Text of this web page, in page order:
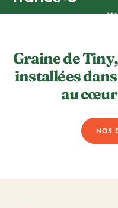
Graine de
installées
au cœur
NOS